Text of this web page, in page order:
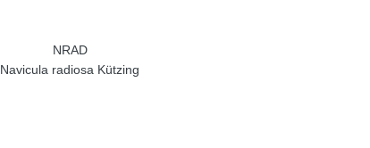
NRAD
Navicula radiosa Kützing